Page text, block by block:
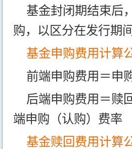
基金封闭期结束后
购，以区分在发行期
基金申购费用计算
前端申购费用＝申
后端申购费用＝赎
端申购（认购）费率
基金赎回费用计算